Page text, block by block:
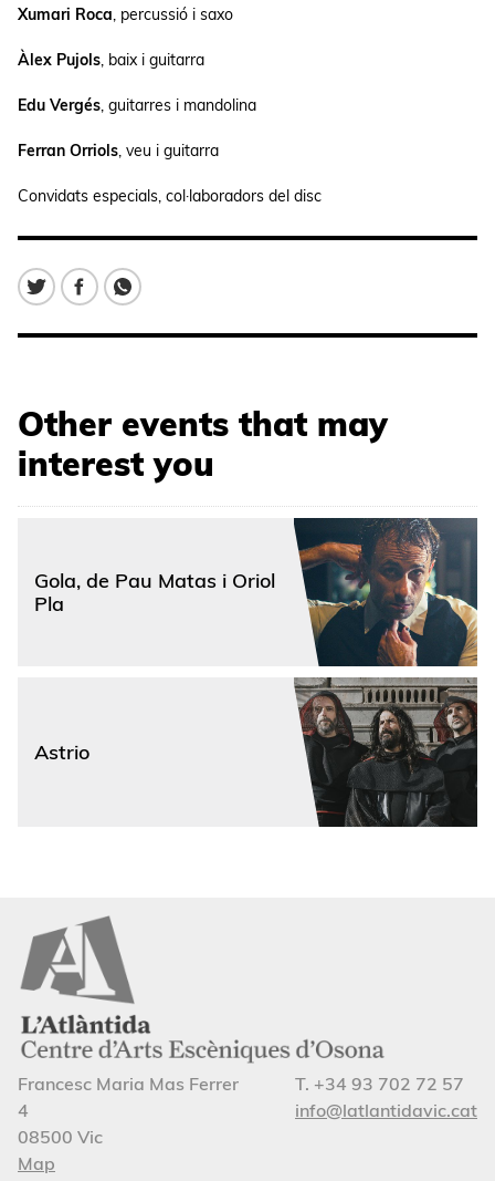
Xumari Roca, percussió i saxo
Àlex Pujols, baix i guitarra
Edu Vergés, guitarres i mandolina
Ferran Orriols, veu i guitarra
Convidats especials, col·laboradors del disc
Other events that may
interest you
Gola, de Pau Matas i Oriol
Pla
Astrio
Francesc Maria Mas Ferrer
4
08500 Vic
Map
T. +34 93 702 72 57
info@latlantidavic.cat